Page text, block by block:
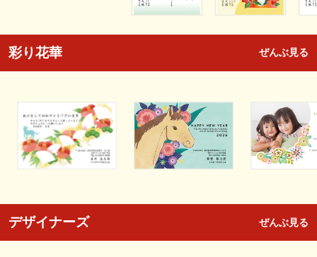
彩り花華 ぜんぶ見る
デザイナーズ ぜんぶ見る